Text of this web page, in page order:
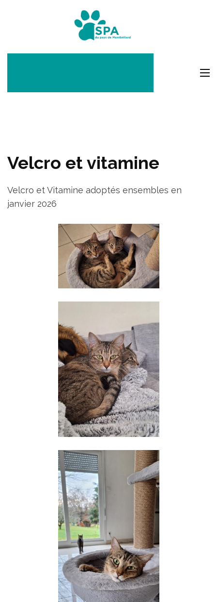
Velcro et vitamine
Velcro et Vitamine adoptés ensembles en
janvier 2026